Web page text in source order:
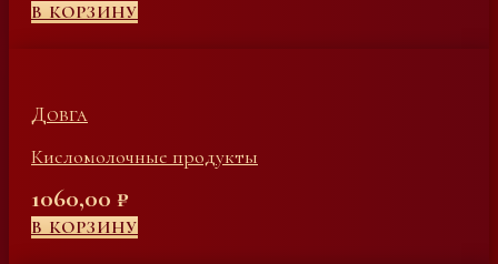
В КОРЗИНУ
Довга
Кисломолочные продукты
1060,00 ₽
В КОРЗИНУ